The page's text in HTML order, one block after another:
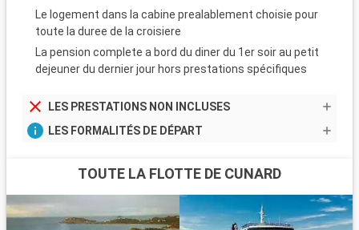
Le logement dans la cabine prealablement choisie pour
toute la duree de la croisiere
La pension complete a bord du diner du 1er soir au petit
dejeuner du dernier jour hors prestations spécifiques
LES PRESTATIONS NON INCLUSES
LES FORMALITÉS DE DÉPART
TOUTE LA FLOTTE DE CUNARD